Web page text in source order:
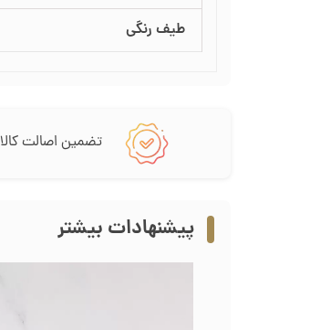
طیف رنگی
تضمین اصالت کالا
پیشنهادات بیشتر